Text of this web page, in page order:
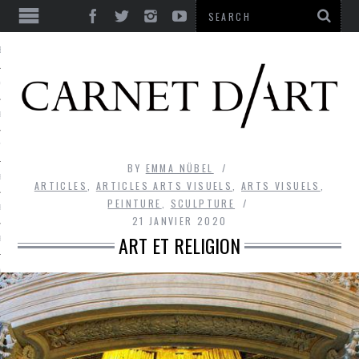
ULTIME
RIRE
LIBERTÉ
BEAUTÉ
FOLIE
BY EMMA NÜBEL
ARTICLES
ARTICLES ARTS VISUELS ARTS VISUELS
PEINTURE
SCULPTURE
21 JANVIER 2020
ART ET RELIGION